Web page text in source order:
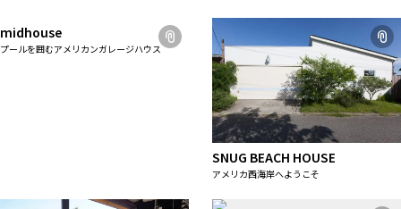
midhouse
プールを囲むアメリカンガレージハウス
SNUG BEACH HOUSE
アメリカ西海岸へようこそ